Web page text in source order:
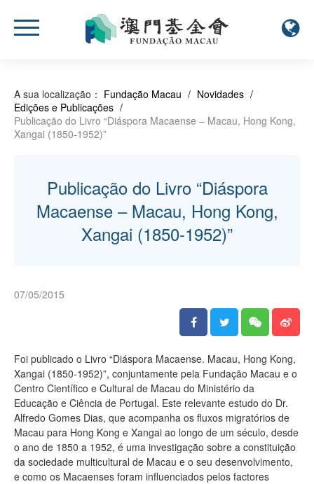
A sua localização： Fundação Macau / Novidades /
Edições e Publicações /
Publicação do Livro “Diáspora Macaense – Macau, Hong Kong,
Xangai (1850-1952)”
Publicação do Livro “Diáspora
Macaense – Macau, Hong Kong,
Xangai (1850-1952)”
07/05/2015
Foi publicado o Livro “Diáspora Macaense. Macau, Hong Kong,
Xangai (1850-1952)”, conjuntamente pela Fundação Macau e o
Centro Científico e Cultural de Macau do Ministério da
Educação e Ciência de Portugal. Este relevante estudo do Dr.
Alfredo Gomes Dias, que acompanha os fluxos migratórios de
Macau para Hong Kong e Xangai ao longo de um século, desde
o ano de 1850 a 1952, é uma investigação sobre a constituição
da sociedade multicultural de Macau e o seu desenvolvimento,
e como os Macaenses foram influenciados pelos factores